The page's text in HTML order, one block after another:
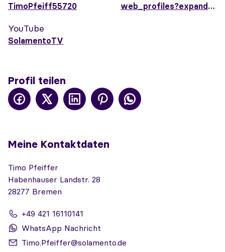
TimoPfeiff55720 web_profiles?expandNeffi=true
YouTube
SolamentoTV
Profil teilen
Meine Kontaktdaten
Timo Pfeiffer
Habenhauser Landstr. 28
28277 Bremen
+49 421 16110141
WhatsApp Nachricht
Timo.Pfeiffer@solamento.de